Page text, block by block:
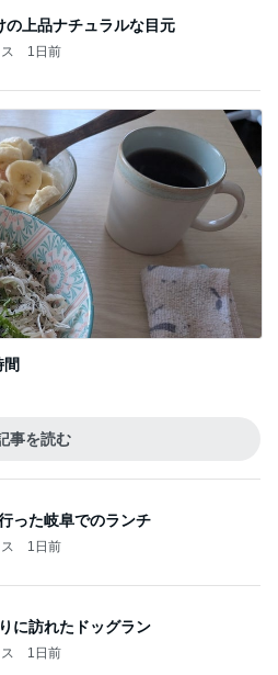
の上品ナチュラルな目元
1日前
事を読む
った岐阜でのランチ
1日前
に訪れたドッグラン
1日前